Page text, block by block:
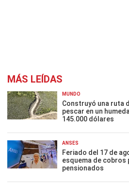
MÁS LEÍDAS
MUNDO
Construyó una ruta
pescar en un
145.000 dólares
ANSES
Feriado del 17 de
esquema de cobros
pensionados